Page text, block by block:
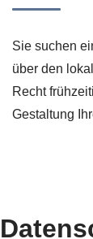
Sie suchen
über den
Recht
Gestaltung